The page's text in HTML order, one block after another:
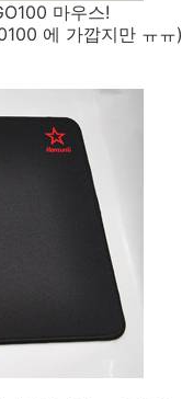
마우스!
에 가깝지만 ㅠㅠ)